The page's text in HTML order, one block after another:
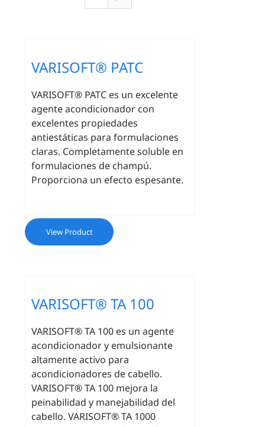
VARISOFT® PATC
VARISOFT® PATC es un excelente
agente acondicionador con
excelentes propiedades
antiestáticas para formulaciones
claras. Completamente soluble en
formulaciones de champú.
Proporciona un efecto espesante.
View Product
VARISOFT® TA 100
VARISOFT® TA 100 es un agente
acondicionador y emulsionante
altamente activo para
acondicionadores de cabello.
VARISOFT® TA 100 mejora la
peinabilidad y manejabilidad del
cabello. VARISOFT® TA 1000